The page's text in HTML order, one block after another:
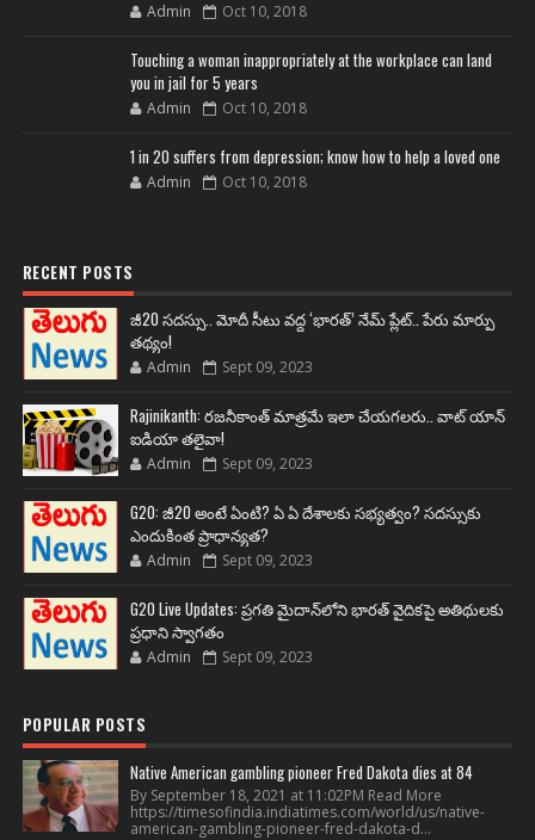
Admin Oct 10, 2018
Touching a woman inappropriately at the workplace can land
you in jail for 5 years
Admin Oct 10, 2018
1 in 20 suffers from depression; know how to help a loved one
Admin Oct 10, 2018
RECENT POSTS
జీ20 సదస్సు.. మోదీ సీటు వద్ద ‘భారత్’ నేమ్ ప్లేట్‌.. పేరు మార్పు
తథ్యం!
Admin Sept 09, 2023
Rajinikanth: రజనీకాంత్ మాత్రమే ఇలా చేయగలరు.. వాట్ యాన్
ఐడియా తలైవా!
Admin Sept 09, 2023
G20: జీ20 అంటే ఏంటి? ఏ ఏ దేశాలకు సభ్యత్వం? సదస్సుకు
ఎందుకింత ప్రాధాన్యత?
Admin Sept 09, 2023
G20 Live Updates: ప్రగతి మైదాన్‌లోని భారత్ వైదికపై అతిథులకు
ప్రధాని స్వాగతం
Admin Sept 09, 2023
POPULAR POSTS
Native American gambling pioneer Fred Dakota dies at 84
By September 18, 2021 at 11:02PM Read More
https://timesofindia.indiatimes.com/world/us/native-
american-gambling-pioneer-fred-dakota-d...